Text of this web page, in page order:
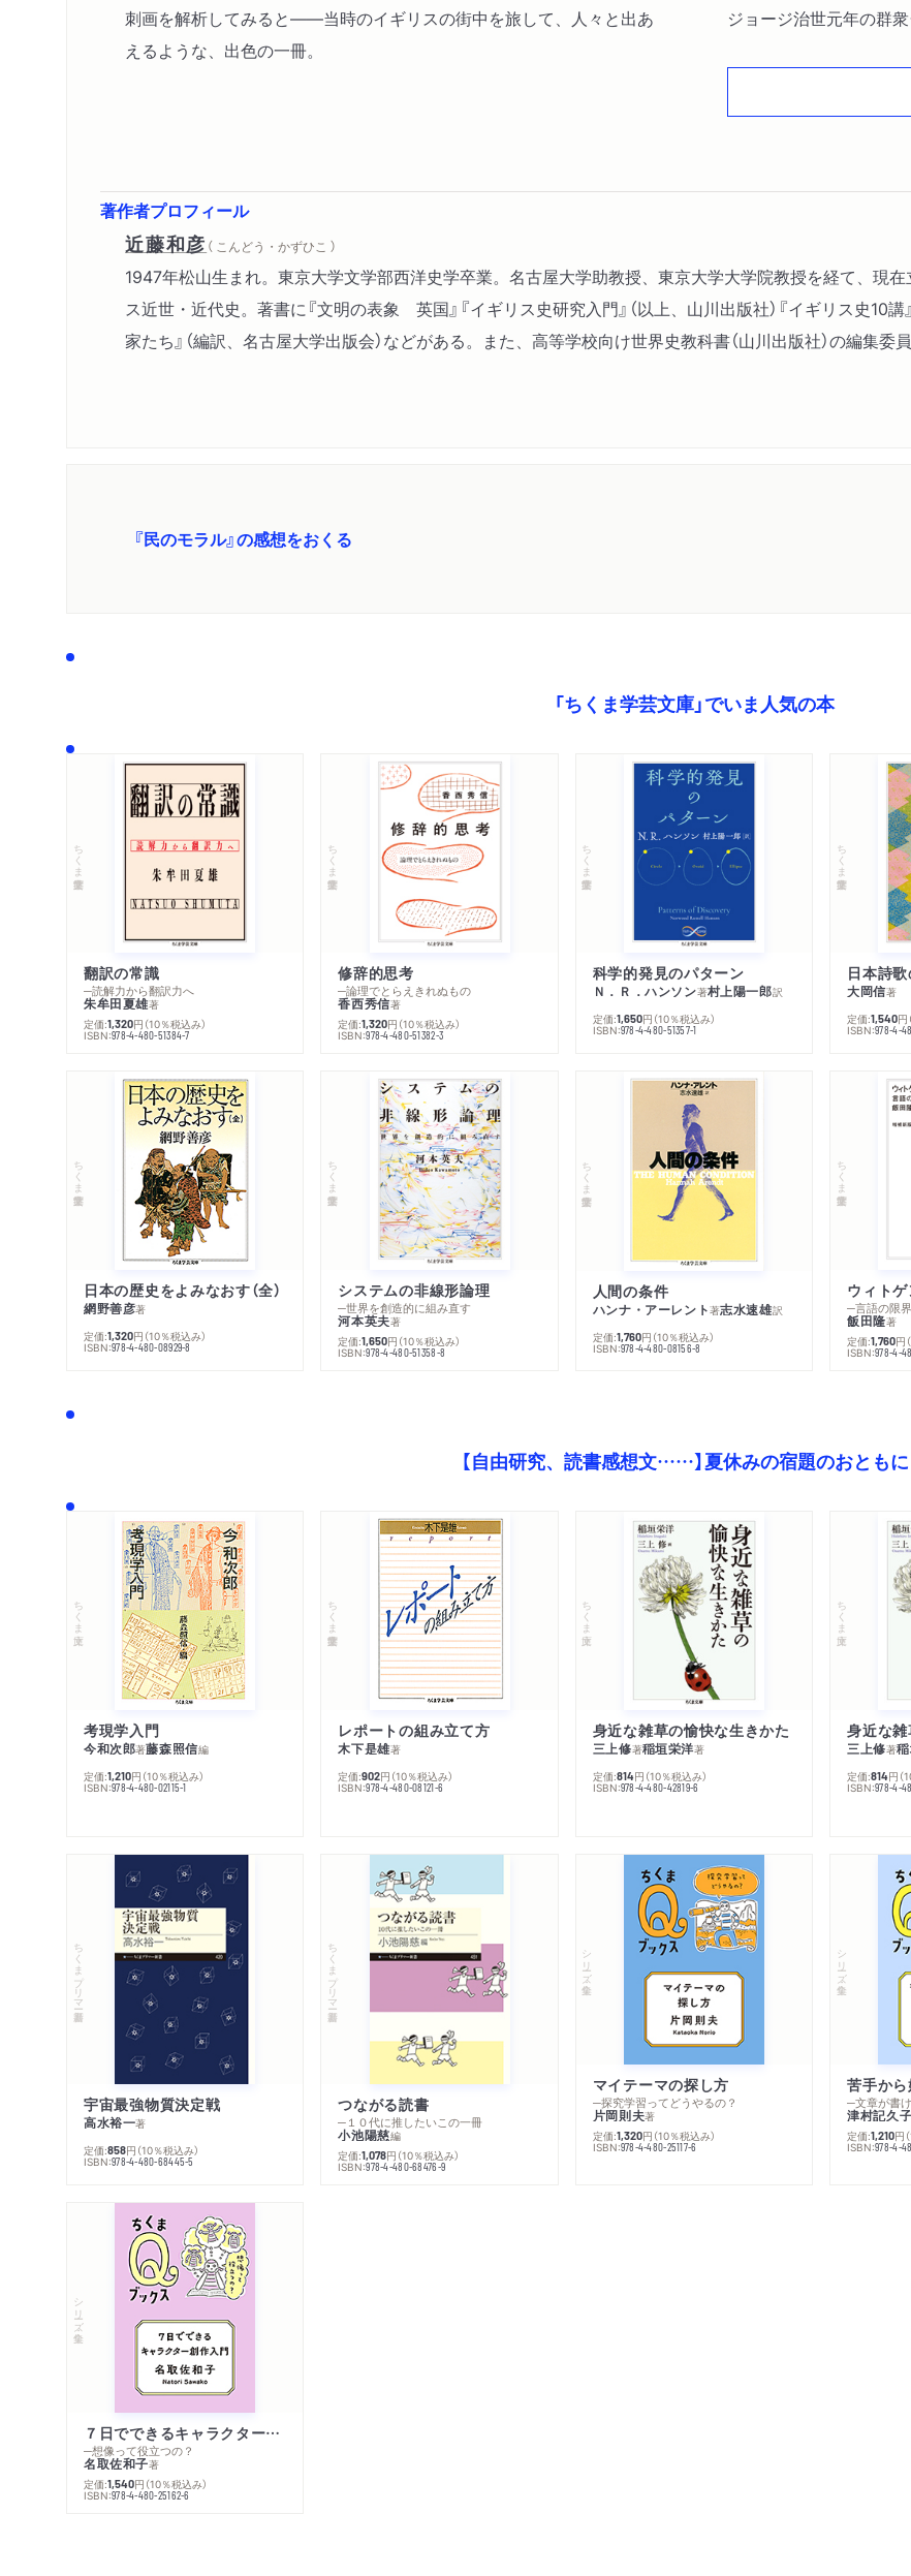
刺画を解析してみると――当時のイギリスの街中を旅して、人々と出あ
えるような、出色の一冊。
ジョージ治世元年の群衆
第３章 法の代執行―食
史料のレヴェル
第４章 騒ぎとモラル―
家父長的な統治と民衆
労働・コミュニティ・性
著作者プロフィール
近藤和彦 （ こんどう・かずひこ ）
1947年松山生まれ。東京大学文学部西洋史学卒業。名古屋大学助教授、東京大学大学院教授を経て、現
ス近世・近代史。著書に『文明の表象 英国』『イギリス史研究入門』（以上、山川出版社）『イギリス史10講
家たち』（編訳、名古屋大学出版会）などがある。また、高等学校向け世界史教科書（山川出版社）の編集委
『民のモラル』の感想をおくる
「ちくま学芸文庫」でいま人気の本
ちくま学芸文庫
翻訳の常識
─読解力から翻訳力へ
朱牟田夏雄著
定価:1,320円 （10％税込み）
ISBN:978-4-480-51384-7
ちくま学芸文庫
修辞的思考
─論理でとらえきれぬもの
香西秀信著
定価:1,320円 （10％税込み）
ISBN:978-4-480-51382-3
ちくま学芸文庫
科学的発見のパターン
Ｎ．Ｒ．ハンソン著村上陽一郎訳
定価:1,650円 （10％税込み）
ISBN:978-4-480-51357-1
ちくま学芸文庫
日本詩
大岡信著
定価:1,540円
ISBN:978-4-
ちくま学芸文庫
日本の歴史をよみなおす（全）
網野善彦著
定価:1,320円 （10％税込み）
ISBN:978-4-480-08929-8
ちくま学芸文庫
システムの非線形論理
─世界を創造的に組み直す
河本英夫著
定価:1,650円 （10％税込み）
ISBN:978-4-480-51358-8
ちくま学芸文庫
人間の条件
ハンナ・アーレント著志水速雄訳
定価:1,760円 （10％税込み）
ISBN:978-4-480-08156-8
ちくま学芸文庫
─言語の限界
飯田隆著
定価:1,760円
ISBN:978-4-
【自由研究、読書感想文……】夏休みの宿題のおともに
ちくま文庫
考現学入門
今和次郎著藤森照信編
定価:1,210円 （10％税込み）
ISBN:978-4-480-02115-1
ちくま学芸文庫
レポートの組み立て方
木下是雄著
定価:902円 （10％税込み）
ISBN:978-4-480-08121-6
ちくま文庫
身近な雑草の愉快な生きかた
三上修著稲垣栄洋著
定価:814円 （10％税込み）
ISBN:978-4-480-42819-6
ちくま文庫
身近な
三上修著
定価:814円
ISBN:978-4-
ちくまプリマー新書
宇宙最強物質決定戦
高水裕一著
定価:858円 （10％税込み）
ISBN:978-4-480-68445-5
ちくまプリマー新書
つながる読書
─１０代に推したいこの一冊
小池陽慈編
定価:1,078円 （10％税込み）
ISBN:978-4-480-68476-9
シリーズ・全集
マイテーマの探し方
─探究学習ってどうやるの？
片岡則夫著
定価:1,320円 （10％税込み）
ISBN:978-4-480-25117-6
シリーズ・全集
苦手か
─文章が書
津村記久
定価:1,210円
ISBN:978-4-
シリーズ・全集
７日でできるキャラクター創作入門
─想像って役立つの？
名取佐和子著
定価:1,540円 （10％税込み）
ISBN:978-4-480-25162-6